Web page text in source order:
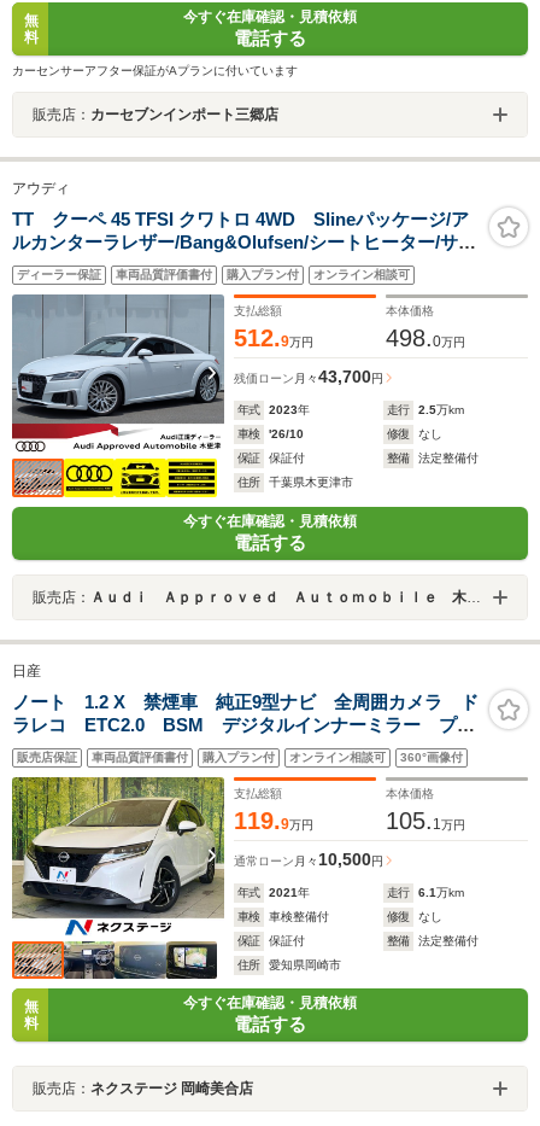
無
料
今すぐ在庫確認・見積依頼
電話する
カーセンサーアフター保証がAプランに付いています
販売店： カーセブンインポート三郷店
アウディ
TT クーペ 45 TFSI クワトロ 4WD Slineパッケージ/ア
ルカンターラレザー/Bang&Olufsen/シートヒーター/サイ
ドアシスト/マトリクスLEDヘッドライト/リヤカメラ/パド
ルシフト/クルーズコントロール/
ディーラー保証 車両品質評価書付 購入プラン付 オンライン相談可
支払総額
512.9万円
本体価格
498.0万円
残価ローン 月々43,700円
年式 2023年 走行 2.5万km
車検
'26/10 修復
なし
保証
保証付 整備
法定整備付
住所
千葉県木更津市
今すぐ在庫確認・見積依頼
電話する
販売店： Ａｕｄｉ Ａｐｐｒｏｖｅｄ Ａｕｔｏｍｏｂｉｌｅ 木更津
日産
ノート 1.2 X 禁煙車 純正9型ナビ 全周囲カメラ ド
ラレコ ETC2.0 BSM デジタルインナーミラー プロ
パイロット Bluetooth再生 純正16インチアルミ エマ
ージェンシーブレーキ コーナーセンサー
販売店保証 車両品質評価書付 購入プラン付 オンライン相談可 360°画像付
支払総額
119.9万円
本体価格
105. 1 万円
通常ローン 月々 10,500円
年式 2021年 走行 6.1万km
車検
車検整備付 修復
なし
保証
保証付 整備
法定整備付
住所
愛知県岡崎市
無
料
今すぐ在庫確認・見積依頼
電話する
販売店： ネクステージ 岡崎美合店